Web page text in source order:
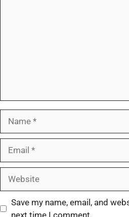
Save my name, email, and
next time I comment.